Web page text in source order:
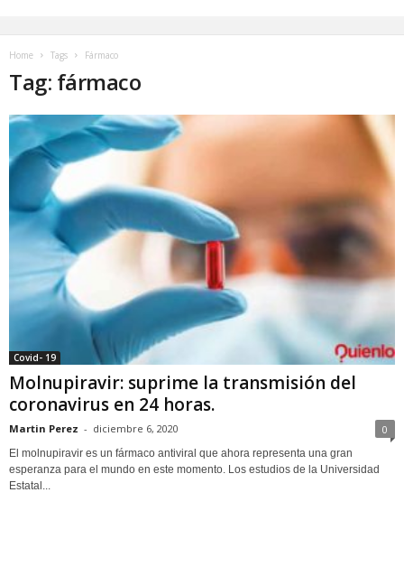
Home Tags Fármaco
Tag: fármaco
Covid- 19
Molnupiravir: suprime la transmisión del
coronavirus en 24 horas.
Martin Perez - diciembre 6, 2020 0
El molnupiravir es un fármaco antiviral que ahora representa una gran
esperanza para el mundo en este momento. Los estudios de la Universidad
Estatal...